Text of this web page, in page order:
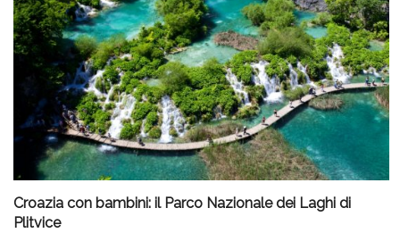
Croazia con bambini: il Parco Nazionale dei Laghi di
Plitvice